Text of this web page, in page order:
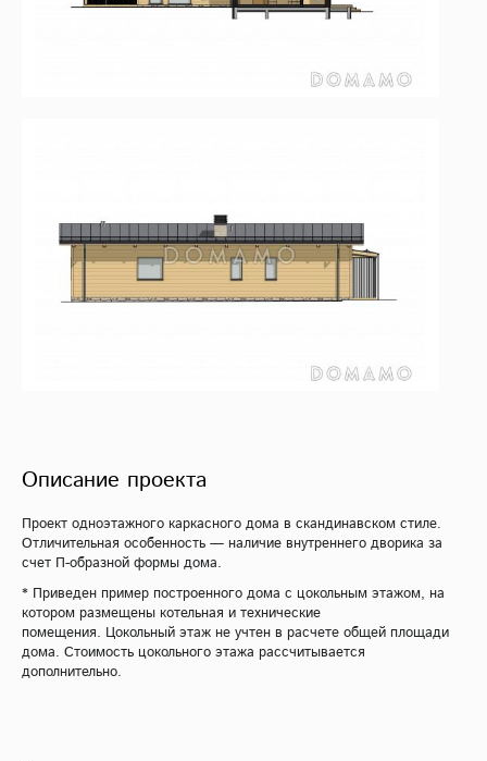
Описание проекта
Проект одноэтажного каркасного дома в скандинавском стиле.
Отличительная особенность — наличие внутреннего дворика за
счет П-образной формы дома.
* Приведен пример построенного дома с цокольным этажом, на
котором размещены котельная и технические
помещения. Цокольный этаж не учтен в расчете общей площади
дома. Стоимость цокольного этажа рассчитывается
дополнительно.